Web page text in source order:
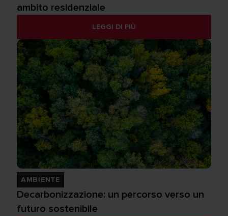
ambito residenziale
LEGGI DI PIÙ
AMBIENTE
Decarbonizzazione: un percorso verso un
futuro sostenibile